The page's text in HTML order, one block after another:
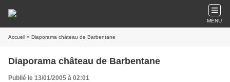
MENU
Accueil » Diaporama château de Barbentane
Diaporama château de Barbentane
Publié le 13/01/2005 à 02:01